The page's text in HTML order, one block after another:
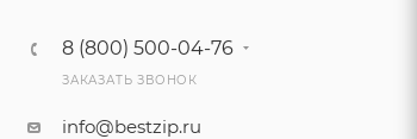
8 (800) 500-04-76
ЗАКАЗАТЬ ЗВОНОК
info@bestzip.ru